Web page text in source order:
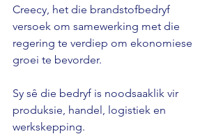
Creecy, het die brandstofbedryf
versoek om samewerking met die
regering te verdiep om ekonomiese
groei te bevorder.
Sy sê die bedryf is noodsaaklik vir
produksie, handel, logistiek en
werkskepping.